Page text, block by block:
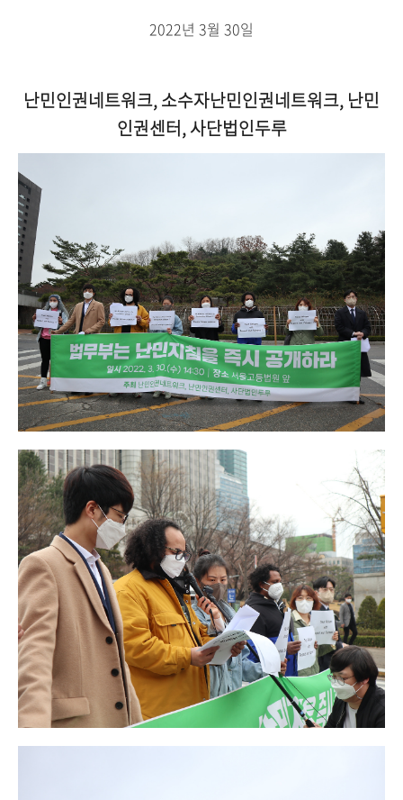
2022년 3월 30일
난민인권네트워크, 소수자난민인권네트워크, 난민
인권센터, 사단법인두루